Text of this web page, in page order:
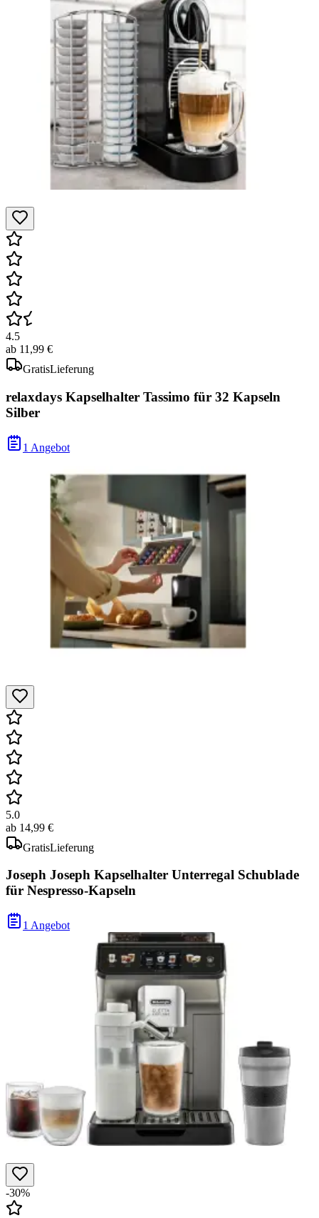
4.5
ab 11,99 €
GratisLieferung
relaxdays Kapselhalter Tassimo für 32 Kapseln
Silber
1 Angebot
5.0
ab 14,99 €
GratisLieferung
Joseph Joseph Kapselhalter Unterregal Schublade
für Nespresso-Kapseln
1 Angebot
-30%